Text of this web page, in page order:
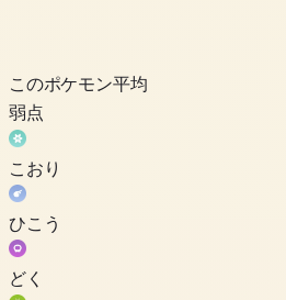
このポケモン平均
弱点
こおり
ひこう
どく